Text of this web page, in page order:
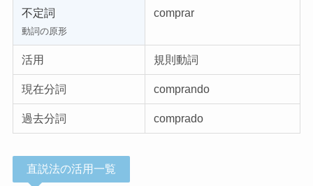
不定詞
動詞の原形
comprar
活用 規則動詞
現在分詞 comprando
過去分詞 comprado
直説法の活用一覧